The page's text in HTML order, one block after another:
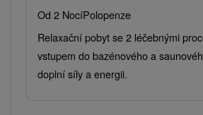
Od 2 NocíPolopenze
Relaxační pobyt se 2 léčebnými
vstupem do bazénového a
doplní síly a energii.